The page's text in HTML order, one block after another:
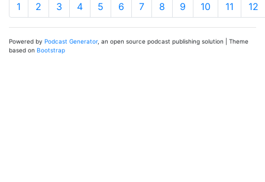
1 2 3 4 5 6 7 8 9 10 11 12
Powered by Podcast Generator, an open source podcast publishing solution | Theme
based on Bootstrap